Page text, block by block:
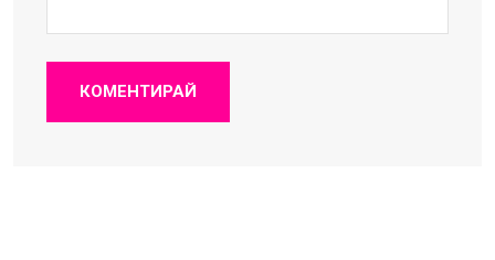
КОМЕНТИРАЙ